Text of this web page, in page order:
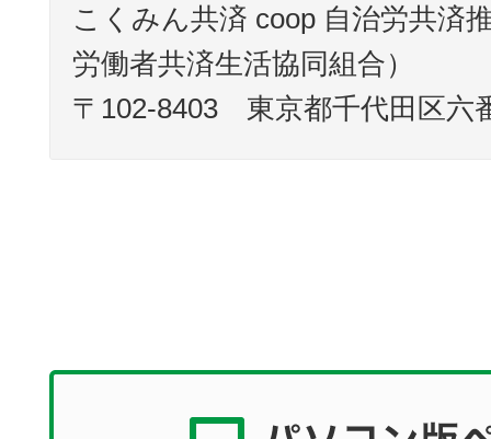
こくみん共済 coop 自治労共済
労働者共済生活協同組合）
〒102-8403 東京都千代田区六